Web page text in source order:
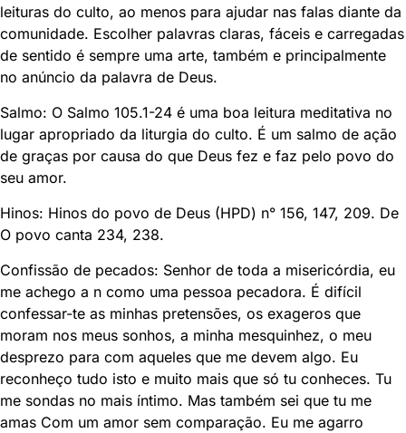
leituras do culto, ao menos para ajudar nas falas diante da
comunidade. Escolher palavras claras, fáceis e carregadas
de sentido é sempre uma arte, também e principalmente
no anúncio da palavra de Deus.
Salmo: O Salmo 105.1-24 é uma boa leitura meditativa no
lugar apropriado da liturgia do culto. É um salmo de ação
de graças por causa do que Deus fez e faz pelo povo do
seu amor.
Hinos: Hinos do povo de Deus (HPD) n° 156, 147, 209. De
O povo canta 234, 238.
Confissão de pecados: Senhor de toda a misericórdia, eu
me achego a n como uma pessoa pecadora. É difícil
confessar-te as minhas pretensões, os exageros que
moram nos meus sonhos, a minha mesquinhez, o meu
desprezo para com aqueles que me devem algo. Eu
reconheço tudo isto e muito mais que só tu conheces. Tu
me sondas no mais íntimo. Mas também sei que tu me
amas Com um amor sem comparação. Eu me agarro